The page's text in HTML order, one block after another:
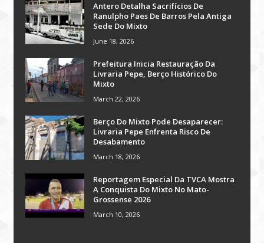
Antero Detalha Sacrifícios De
Ranulpho Paes De Barros Pela Antiga
Sede Do Mixto
June 18, 2026
Prefeitura Inicia Restauração Da
Livraria Pepe, Berço Histórico Do
Mixto
March 22, 2026
Berço Do Mixto Pode Desaparecer:
Livraria Pepe Enfrenta Risco De
Desabamento
March 18, 2026
Reportagem Especial Da TVCA Mostra
A Conquista Do Mixto No Mato-
Grossense 2026
March 10, 2026